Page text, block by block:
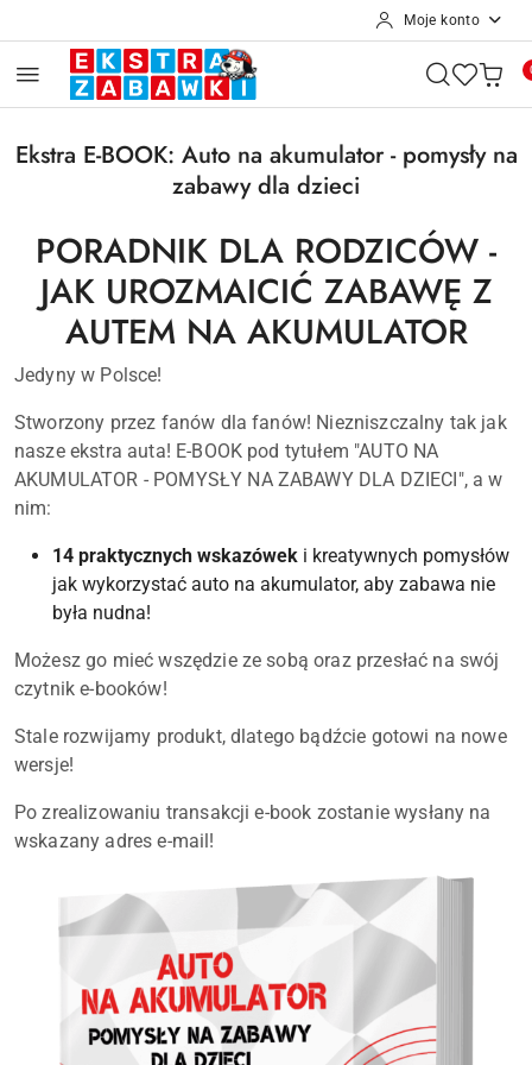
Moje konto
Ekstra E-BOOK: Auto na akumulator - pomysły na
zabawy dla dzieci
PORADNIK DLA RODZICÓW -
JAK UROZMAICIĆ ZABAWĘ Z
AUTEM NA AKUMULATOR
Jedyny w Polsce!
Stworzony przez fanów dla fanów! Niezniszczalny tak jak
nasze ekstra auta! E-BOOK pod tytułem "AUTO NA
AKUMULATOR - POMYSŁY NA ZABAWY DLA DZIECI", a w
nim:
14 praktycznych wskazówek i kreatywnych pomysłów
jak wykorzystać auto na akumulator, aby zabawa nie
była nudna!
Możesz go mieć wszędzie ze sobą oraz przesłać na swój
czytnik e-booków!
Stale rozwijamy produkt, dlatego bądźcie gotowi na nowe
wersje!
Po zrealizowaniu transakcji e-book zostanie wysłany na
wskazany adres e-mail!